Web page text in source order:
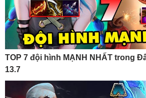
TOP 7 đội hình MẠNH NHẤT trong
13.7